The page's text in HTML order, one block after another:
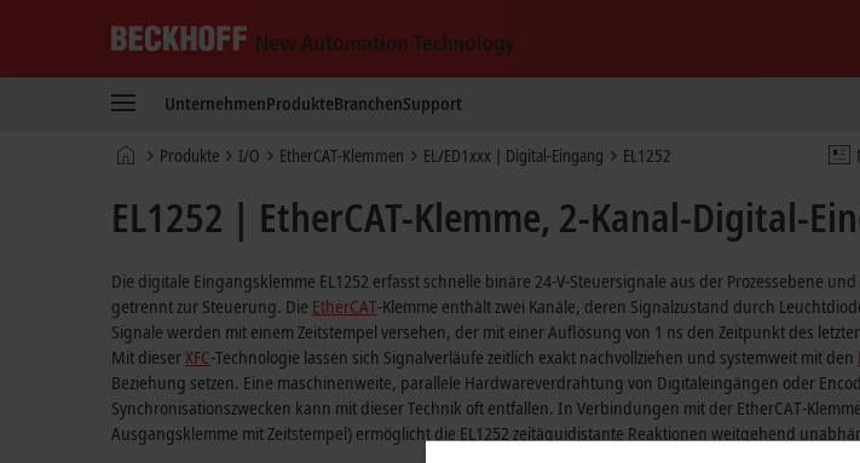
New
Technology
UnternehmenProdukteBranchenSupport
StartseiteProdukte I/O EtherCAT-Klemmen EL/ED1xxx | Digital-Eingang EL1252
EL1252 | EtherCAT-Klemme, 2-Kanal-Digital-
Die digitale Eingangsklemme EL1252 erfasst schnelle binäre 24-V-Steuersignale aus der Prozessebene
getrennt zur Steuerung. Die EtherCAT-Klemme enthält zwei Kanäle, deren Signalzustand durch
Signale werden mit einem Zeitstempel versehen, der mit einer Auflösung von 1 ns den Zeitpunkt des
Mit dieserXFC-Technologie lassen sich Signalverläufe zeitlich exakt nachvollziehen und systemweit mit den
Beziehung setzen. Eine maschinenweite, parallele Hardwareverdrahtung von Digitaleingängen oder
Synchronisationszwecken kann mit dieser Technik oft entfallen. In Verbindungen mit der EtherCAT-
Ausgangsklemme mit Zeitstempel) ermöglicht die EL1252 zeitäquidistante Reaktionen weitgehend